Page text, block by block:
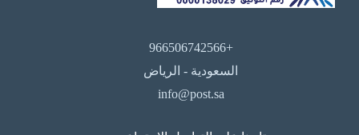
+966506742566
السعودية - الرياض
info@post.sa